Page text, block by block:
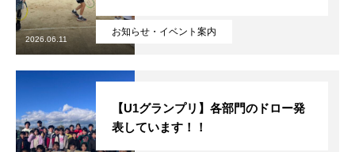
お知らせ・イベント案内
2026.06.11
【U1グランプリ】各部門のドロー発
表しています！！